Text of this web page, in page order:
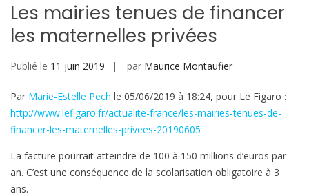
de
recherche
Les mairies tenues de financer
les maternelles privées
Publié le 11 juin 2019 par Maurice Montaufier
Par Marie-Estelle Pech le 05/06/2019 à 18:24, pour Le Figaro :
http://www.lefigaro.fr/actualite-france/les-mairies-tenues-de-
financer-les-maternelles-privees-20190605
La facture pourrait atteindre de 100 à 150 millions d’euros par
an. C’est une conséquence de la scolarisation obligatoire à 3
ans.